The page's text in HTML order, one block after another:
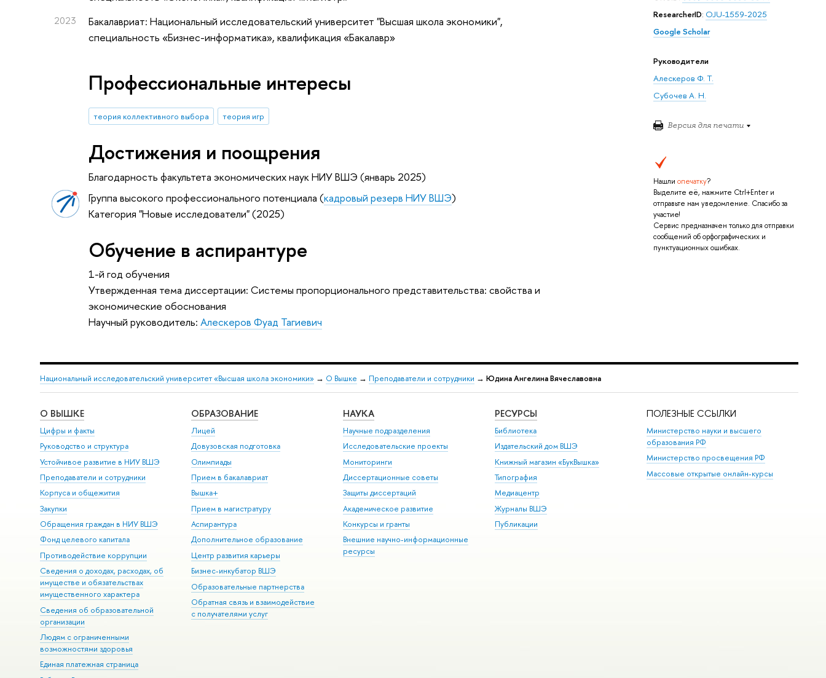
ResearcherID: OJU-1559-2025
Google Scholar
Руководители
Алескеров Ф. Т.
Субочев А. Н.
Версия для печати
Нашли опечатку?
Выделите её, нажмите Ctrl+Enter и
отправьте нам уведомление. Спасибо за
участие!
Сервис предназначен только для отправки
сообщений об орфографических и
пунктуационных ошибках.
2023
Бакалавриат: Национальный исследовательский университет "Высшая школа экономики",
специальность «Бизнес-информатика», квалификация «Бакалавр»
Профессиональные интересы
теория коллективного выбора теория игр
Достижения и поощрения
Благодарность факультета экономических наук НИУ ВШЭ (январь 2025)
Группа высокого профессионального потенциала (кадровый резерв НИУ ВШЭ)
Категория "Новые исследователи" (2025)
Обучение в аспирантуре
1-й год обучения
Утвержденная тема диссертации: Системы пропорционального представительства: свойства и
экономические обоснования
Научный руководитель:Алескеров Фуад Тагиевич
Национальный исследовательский университет «Высшая школа экономики» → О Вышке → Преподаватели и сотрудники → Юдина Ангелина Вячеславовна
О ВЫШКЕ
Цифры и факты
Руководство и структура
Устойчивое развитие в НИУ ВШЭ
Преподаватели и сотрудники
Корпуса и общежития
Закупки
Обращения граждан в НИУ ВШЭ
Фонд целевого капитала
Противодействие коррупции
Сведения о доходах, расходах, об
имуществе и обязательствах
имущественного характера
Сведения об образовательной
организации
Людям с ограниченными
возможностями здоровья
Единая платежная страница
ОБРАЗОВАНИЕ
Лицей
Довузовская подготовка
Олимпиады
Прием в бакалавриат
Вышка+
Прием в магистратуру
Аспирантура
Дополнительное образование
Центр развития карьеры
Бизнес-инкубатор ВШЭ
Образовательные партнерства
Обратная связь и взаимодействие
с получателями услуг
НАУКА
Научные подразделения
Исследовательские проекты
Мониторинги
Диссертационные советы
Защиты диссертаций
Академическое развитие
Конкурсы и гранты
Внешние научно-информационные
ресурсы
РЕСУРСЫ
Библиотека
Издательский дом ВШЭ
Книжный магазин «БукВышка»
Типография
Медиацентр
Журналы ВШЭ
Публикации
ПОЛЕЗНЫЕ ССЫЛКИ
Министерство науки и высшего
образования РФ
Министерство просвещения РФ
Массовые открытые онлайн-курсы